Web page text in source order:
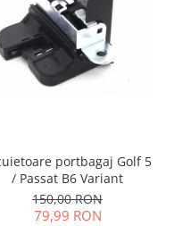
portbagaj Golf 5
/ Passat B6 Variant
150,00 RON
79,99 RON